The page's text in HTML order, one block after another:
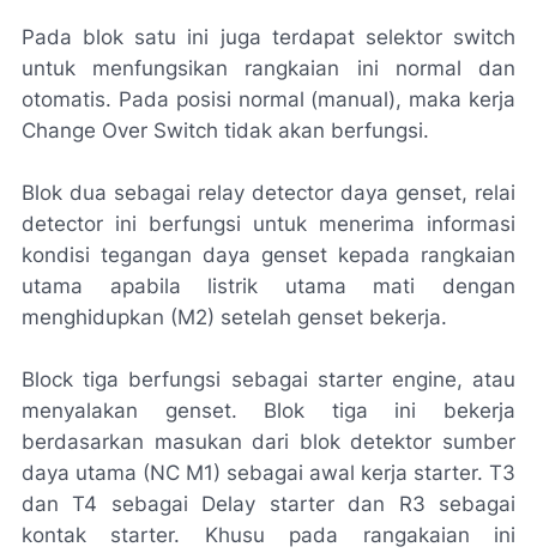
Pada blok satu ini juga terdapat selektor switch
untuk menfungsikan rangkaian ini normal dan
otomatis. Pada posisi normal (manual), maka kerja
Change Over Switch tidak akan berfungsi.
Blok dua sebagai relay detector daya genset, relai
detector ini berfungsi untuk menerima informasi
kondisi tegangan daya genset kepada rangkaian
utama apabila listrik utama mati dengan
menghidupkan (M2) setelah genset bekerja.
Block tiga berfungsi sebagai starter engine, atau
menyalakan genset. Blok tiga ini bekerja
berdasarkan masukan dari blok detektor sumber
daya utama (NC M1) sebagai awal kerja starter. T3
dan T4 sebagai Delay starter dan R3 sebagai
kontak starter. Khusu pada rangakaian ini